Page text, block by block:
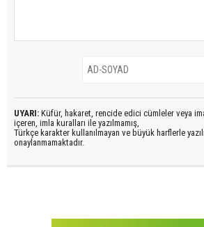
UYARI: Küfür, hakaret, rencide edici cümleler veya
içeren, imla kuralları ile yazılmamış,
Türkçe karakter kullanılmayan ve büyük harflerle
onaylanmamaktadır.